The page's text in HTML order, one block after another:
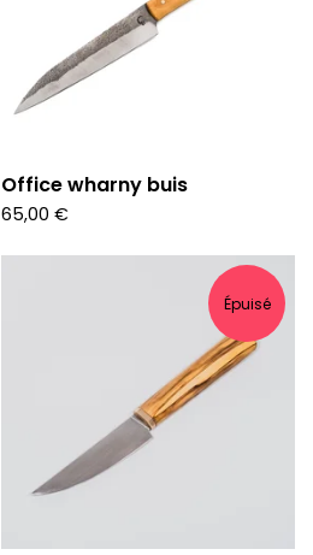
Office wharny buis
65,00 €
Épuisé